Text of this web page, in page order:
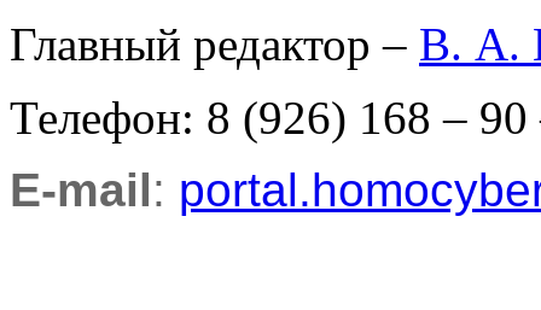
Главный редактор – В. А.
Телефон: 8 (926) 168 – 90
E-mail: